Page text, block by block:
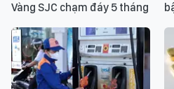
Vàng SJC chạm đáy 5 tháng